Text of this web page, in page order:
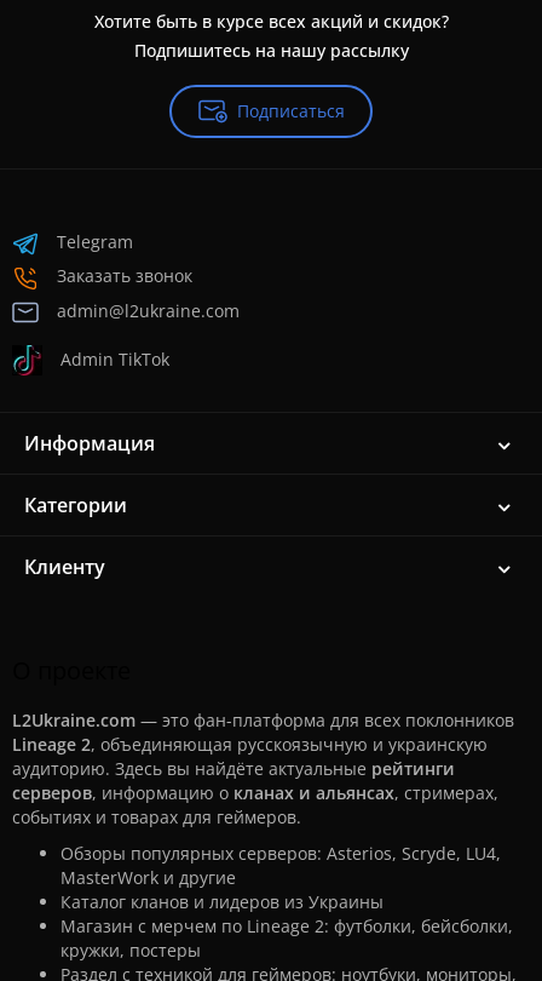
Хотите быть в курсе всех акций и скидок?
Подпишитесь на нашу рассылку
Подписаться
Telegram
Заказать звонок
admin@l2ukraine.com
Admin TikTok
Информация
Категории
Клиенту
L2Ukraine.com — это фан-платформа для всех поклонников
Lineage 2, объединяющая русскоязычную и украинскую
аудиторию. Здесь вы найдёте актуальные рейтинги
серверов, информацию о кланах и альянсах, стримерах,
событиях и товарах для геймеров.
Обзоры популярных серверов: Asterios, Scryde, LU4,
MasterWork и другие
Каталог кланов и лидеров из Украины
Магазин с мерчем по Lineage 2: футболки, бейсболки,
кружки, постеры
Раздел с техникой для геймеров: ноутбуки, мониторы,